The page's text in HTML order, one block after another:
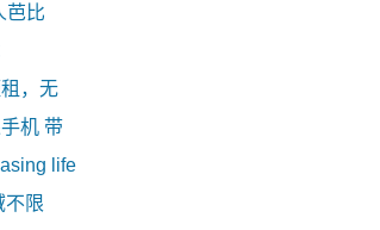
芭比
，无
机 带
life
不限